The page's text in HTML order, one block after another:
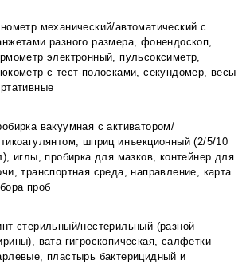
механический/автоматический с
разного размера, фонендоскоп,
электронный, пульсоксиметр,
с тест-полосками, секундомер, весы
вакуумная с активатором/
шприц инъекционный (2/5/10
иглы, пробирка для мазков, контейнер для
транспортная среда, направление, карта
проб
стерильный/нестерильный (разной
вата гигроскопическая, салфетки
пластырь бактерицидный и